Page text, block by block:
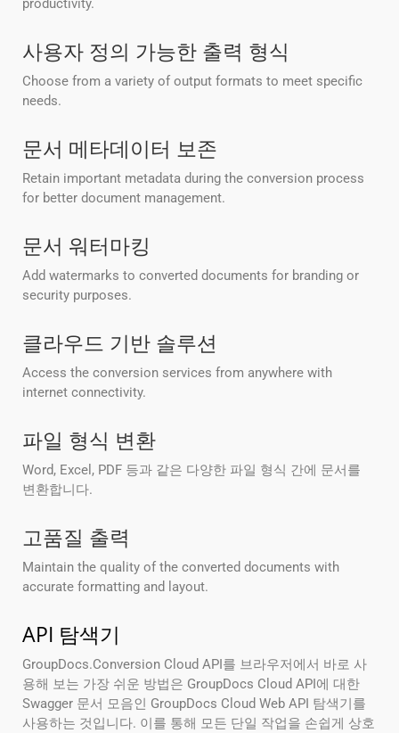
productivity.
사용자 정의 가능한 출력 형식
Choose from a variety of output formats to meet specific
needs.
문서 메타데이터 보존
Retain important metadata during the conversion process
for better document management.
문서 워터마킹
Add watermarks to converted documents for branding or
security purposes.
클라우드 기반 솔루션
Access the conversion services from anywhere with
internet connectivity.
파일 형식 변환
Word, Excel, PDF 등과 같은 다양한 파일 형식 간에 문서를
변환합니다.
고품질 출력
Maintain the quality of the converted documents with
accurate formatting and layout.
API 탐색기
GroupDocs.Conversion Cloud API를 브라우저에서 바로 사
용해 보는 가장 쉬운 방법은 GroupDocs Cloud API에 대한
Swagger 문서 모음인 GroupDocs Cloud Web API 탐색기를
사용하는 것입니다. 이를 통해 모든 단일 작업을 손쉽게 상호